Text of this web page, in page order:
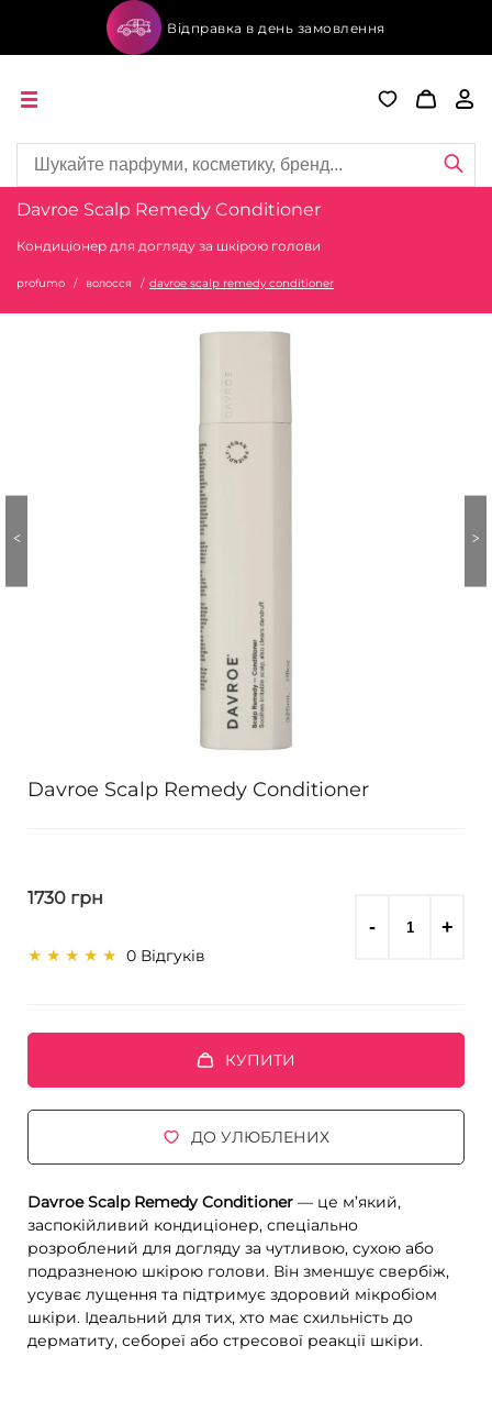
Відправка в день замовлення
Davroe Scalp Remedy Conditioner
Кондиціонер для догляду за шкірою голови
profumo волосся davroe scalp remedy conditioner
Davroe Scalp Remedy Conditioner
1730 грн
0 Відгуків
Davroe Scalp Remedy Conditioner — це м’який,
заспокійливий кондиціонер, спеціально
розроблений для догляду за чутливою, сухою або
подразненою шкірою голови. Він зменшує свербіж,
усуває лущення та підтримує здоровий мікробіом
шкіри. Ідеальний для тих, хто має схильність до
дерматиту, себореї або стресової реакції шкіри.
КУПИТИ
ДО УЛЮБЛЕНИХ